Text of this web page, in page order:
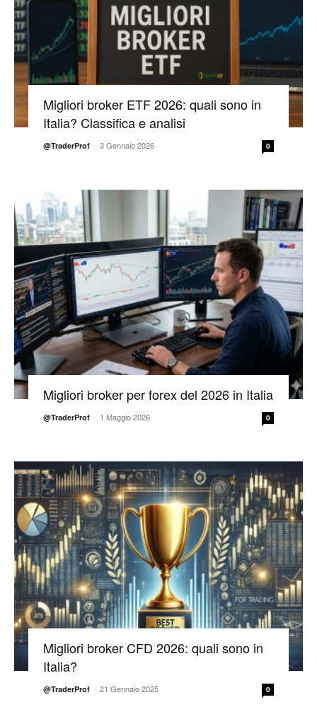
Migliori broker ETF 2026: quali sono in
Italia? Classifica e analisi
@TraderProf - 3 Gennaio 2026 0
Migliori broker per forex del 2026 in Italia
@TraderProf - 1 Maggio 2026 0
Migliori broker CFD 2026: quali sono in
Italia?
@TraderProf - 21 Gennaio 2025 0